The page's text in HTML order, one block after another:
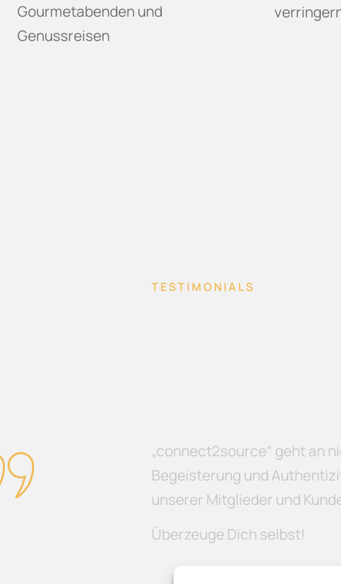
Gourmetabenden und
Genussreisen
TESTIMONIALS
„connect2source“ geht an
Begeisterung und
unserer Mitglieder und
Überzeuge Dich selbst!